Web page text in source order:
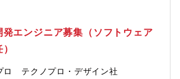
然豊かな環境で就業したい方、楽しめる方
）新規生産ライン立ち上げ及び生産設備リプ
ム開発業務：生産ラインの新設及び改造案
設計・設備立上を行って頂きます。（2）稼働
ム保守改善業務：稼働中ラインの故障一次対
対策を行って頂きます。≪詳細≫●電気設計及
組立、外部発注シーケンス制御■チーム構
発エンジニア募集（ソフトウェア
ロ テクノプロ・デザイン社